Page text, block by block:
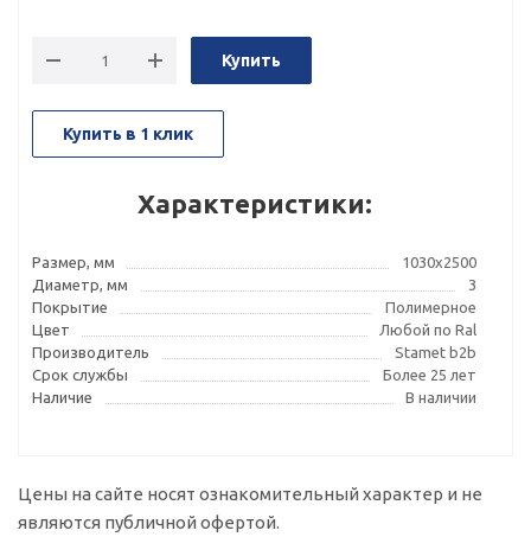
Купить
Купить в 1 клик
Характеристики:
Размер, мм
1030x2500
Диаметр, мм
3
Покрытие
Полимерное
Цвет
Любой по Ral
Производитель
Stamet b2b
Срок службы
Более 25 лет
Наличие
В наличии
Цены на сайте носят ознакомительный характер и не
являются публичной офертой.